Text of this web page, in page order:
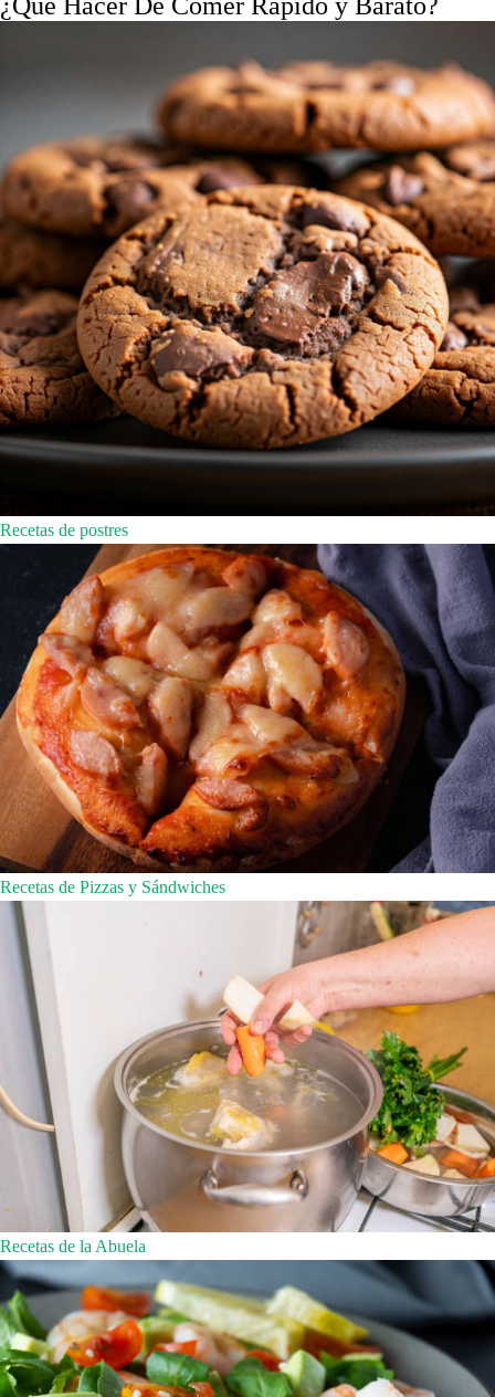
Recetas de postres
Recetas de Pizzas y Sándwiches
Recetas de la Abuela